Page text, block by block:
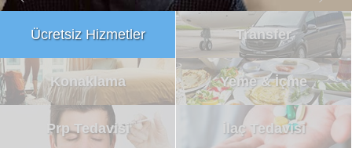
Ücretsiz Hizmetler Transfer
Konaklama Yeme & İçme
Prp Tedavisi İlaç Tedavisi